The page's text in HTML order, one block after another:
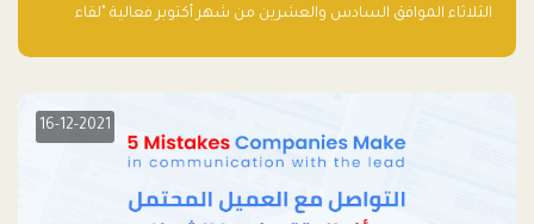
الثلاثاء الموافق السادس والعشرين من شهر أكتوبر فعالية "لقاء
مشاركاً من أبرز صناديق رأس المال الجريء وممثلي المؤسسات
16-12-2021